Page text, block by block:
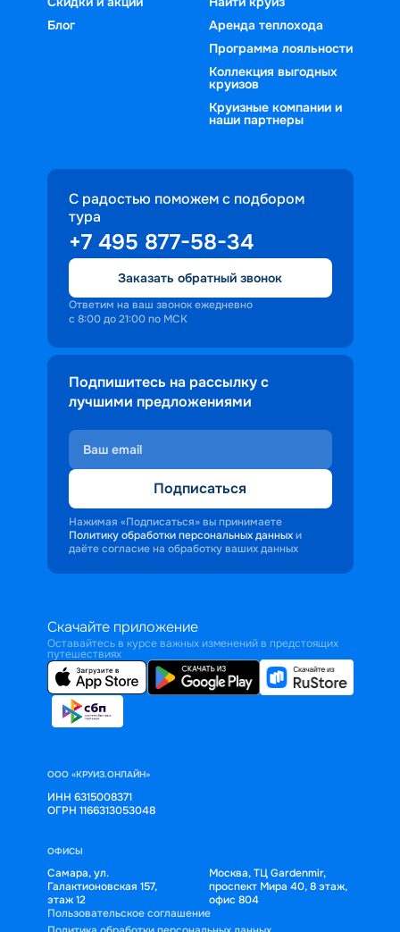
Блог
Аренда теплохода
Программа лояльности
Коллекция выгодных
круизов
Круизные компании и
наши партнеры
С радостью поможем с подбором
тура
+7 495 877-58-34
Заказать обратный звонок
Ответим на ваш звонок ежедневно
с 8:00 до 21:00 по МСК
Подпишитесь на рассылку с
лучшими предложениями
Подписаться
Нажимая «Подписаться» вы принимаете
Политику обработки персональных данных и
даёте согласие на обработку ваших данных
Скачайте приложение
Оставайтесь в курсе важных изменений в предстоящих
путешествиях
ООО «КРУИЗ.ОНЛАЙН»
ИНН 6315008371
ОГРН 1166313053048
ОФИСЫ
Самара, ул.
Галактионовская 157,
этаж 12
Москва, ТЦ Gardenmir,
проспект Мира 40, 8 этаж,
офис 804
Пользовательское соглашение